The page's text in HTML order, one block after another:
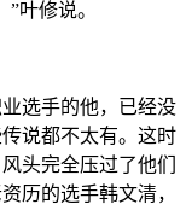
叶修说。
选手的他，已经没
说都不太有。这时
头完全压过了他们
历的选手韩文清，